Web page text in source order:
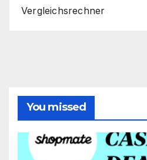
Vergleichsrechner
You missed